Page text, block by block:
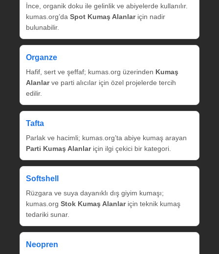
İnce, organik doku ile gelinlik ve abiyelerde kullanılır.
kumas.org’da Spot Kumaş Alanlariçin nadir
bulunabilir.
Organze
Hafif, sert ve şeffaf; kumas.org üzerinden Kumaş
Alanlarve parti alıcılar için özel projelerde tercih
edilir.
Tafta
Parlak ve hacimli; kumas.org’ta abiye kumaş arayan
Parti Kumaş Alanlariçin ilgi çekici bir kategori.
Softshell
Rüzgara ve suya dayanıklı dış giyim kumaşı;
kumas.org Stok Kumaş Alanlariçin teknik kumaş
tedariki sunar.
Neopren